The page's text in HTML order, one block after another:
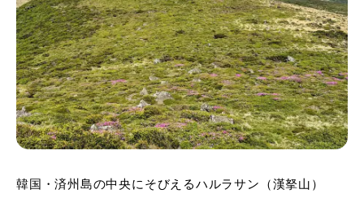
韓国・済州島の中央にそびえるハルラサン（漢拏山）